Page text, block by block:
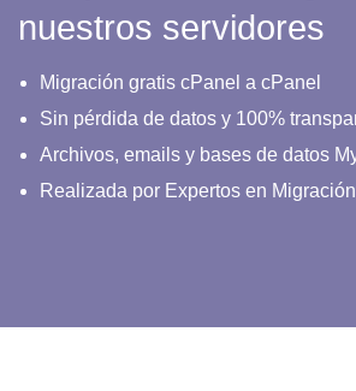
nuestros servidores
Migración gratis cPanel a cPanel
Sin pérdida de datos y 100%
Archivos, emails y bases de datos
Realizada por Expertos en